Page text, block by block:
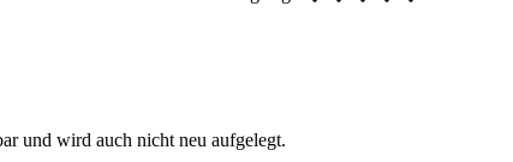
und wird auch nicht neu aufgelegt.